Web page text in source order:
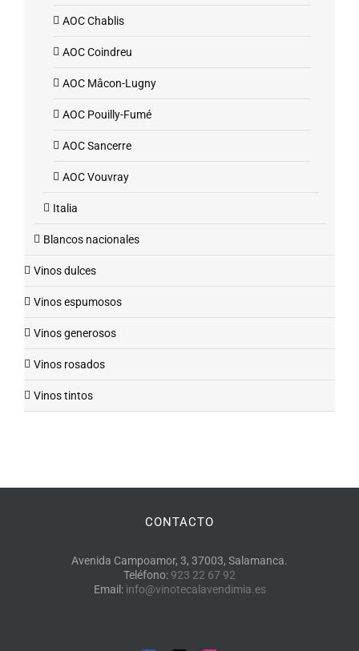
AOC Chablis
AOC Coindreu
AOC Mâcon-Lugny
AOC Pouilly-Fumé
AOC Sancerre
AOC Vouvray
Italia
Blancos nacionales
Vinos dulces
Vinos espumosos
Vinos generosos
Vinos rosados
Vinos tintos
CONTACTO
Avenida Campoamor, 3, 37003, Salamanca.
Teléfono: 923 22 67 92
Email: info@vinotecalavendimia.es